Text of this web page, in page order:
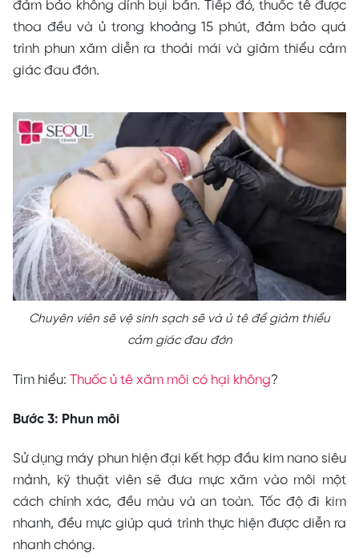
đảm bảo không dính bụi bẩn. Tiếp đó, thuốc tê được
thoa đều và ủ trong khoảng 15 phút, đảm bảo quá
trình phun xăm diễn ra thoải mái và giảm thiểu cảm
giác đau đớn.
Chuyên viên sẽ vệ sinh sạch sẽ và ủ tê để giảm thiểu
cảm giác đau đớn
Tìm hiểu: Thuốc ủ tê xăm môi có hại không?
Bước 3: Phun môi
Sử dụng máy phun hiện đại kết hợp đầu kim nano siêu
mảnh, kỹ thuật viên sẽ đưa mực xăm vào môi một
cách chính xác, đều màu và an toàn. Tốc độ đi kim
nhanh, đều mực giúp quá trình thực hiện được diễn ra
nhanh chóng.